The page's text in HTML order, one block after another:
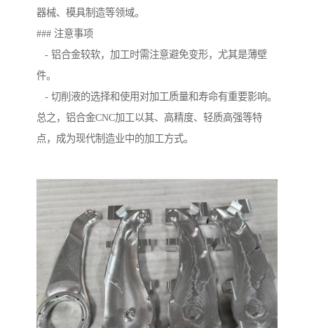
器械、模具制造等领域。
### 注意事项
- 铝合金较软，加工时需注意避免变形，尤其是薄壁
件。
- 切削液的选择和使用对加工质量和寿命有重要影响。
总之，铝合金CNC加工以其、高精度、轻质高强等特
点，成为现代制造业中的加工方式。